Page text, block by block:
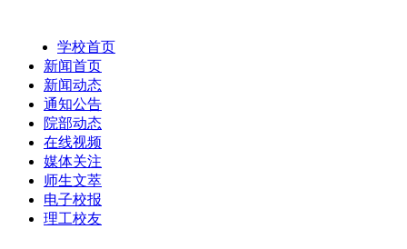
学校首页
新闻首页
新闻动态
通知公告
院部动态
在线视频
媒体关注
师生文萃
电子校报
理工校友